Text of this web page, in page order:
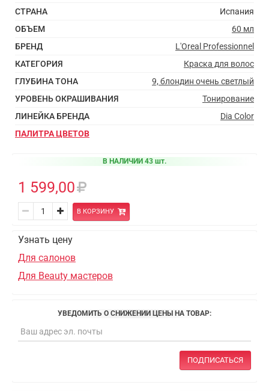
СТРАНА
Испания
ОБЪЕМ
60 мл
БРЕНД
L'Oreal Professionnel
КАТЕГОРИЯ
Краска для волос
ГЛУБИНА ТОНА
9, блондин очень светлый
УРОВЕНЬ ОКРАШИВАНИЯ
Тонирование
ЛИНЕЙКА БРЕНДА
Dia Color
ПАЛИТРА ЦВЕТОВ
В НАЛИЧИИ 43 шт.
1 599,00
В КОРЗИНУ
Узнать цену
Для салонов
Для Beauty мастеров
УВЕДОМИТЬ О СНИЖЕНИИ ЦЕНЫ НА ТОВАР:
ПОДПИСАТЬСЯ